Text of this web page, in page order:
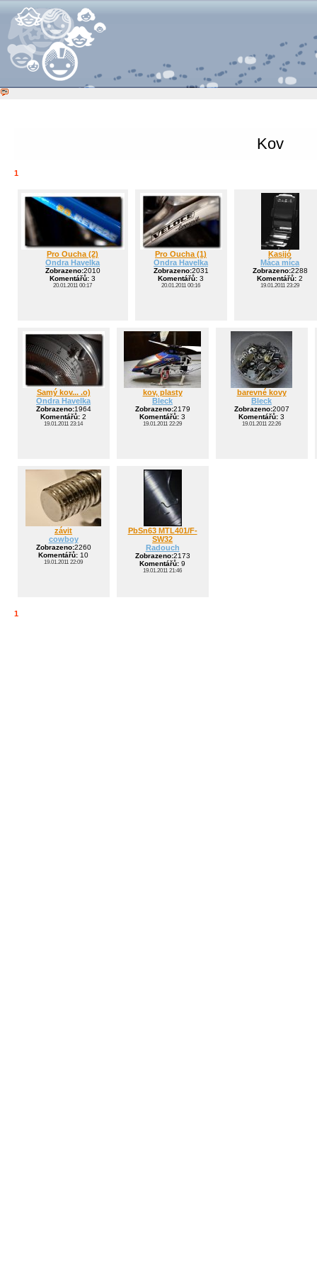
Kov
1
Pro Oucha (2)
Ondra Havelka
Zobrazeno:2010
Komentářů: 3
20.01.2011 00:17
Pro Oucha (1)
Ondra Havelka
Zobrazeno:2031
Komentářů: 3
20.01.2011 00:16
Kasijó
Máca míca
Zobrazeno:2288
Komentářů: 2
19.01.2011 23:29
Samý kov... .o)
Ondra Havelka
Zobrazeno:1964
Komentářů: 2
19.01.2011 23:14
kov, plasty
Bleck
Zobrazeno:2179
Komentářů: 3
19.01.2011 22:29
barevné kovy
Bleck
Zobrazeno:2007
Komentářů: 3
19.01.2011 22:26
závit
cowboy
Zobrazeno:2260
Komentářů: 10
19.01.2011 22:09
PbSn63 MTL401/F-
SW32
Radouch
Zobrazeno:2173
Komentářů: 9
19.01.2011 21:46
1